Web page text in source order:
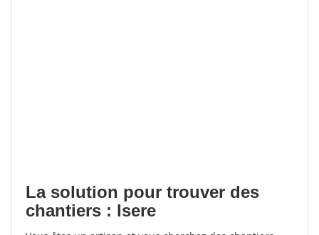
La solution pour trouver des
chantiers : Isere